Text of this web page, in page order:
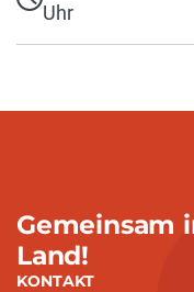
Uhr
Gemeinsam
Land!
KONTAKT